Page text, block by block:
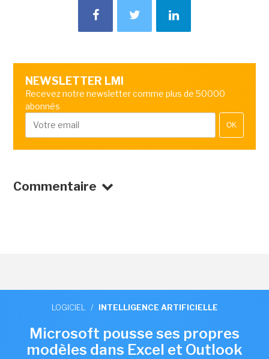
NEWSLETTER LMI
Recevez notre newsletter comme plus de 50000
abonnés
OK
Commentaire
LOGICIEL / INTELLIGENCE ARTIFICIELLE
Microsoft pousse ses propres
modèles dans Excel et Outlook